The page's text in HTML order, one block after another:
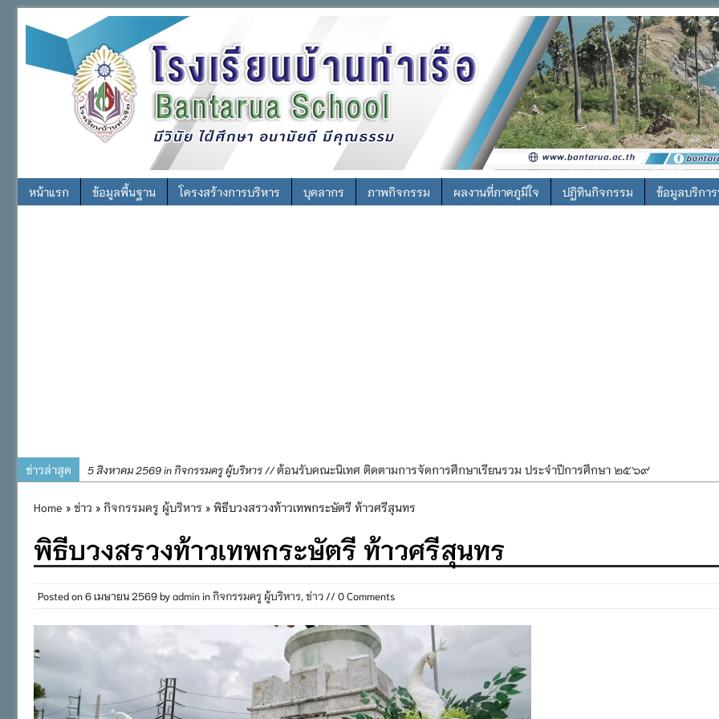
หน้าแรก ข้อมูลพื้นฐาน โครงสร้างการบริหาร บุคลากร ภาพกิจกรรม ผลงานที่ภาคภูมิใจ ปฎิทินกิจกรรม ข้อมูลบริกา
ข่าวล่าสุด 5 สิงหาคม 2569 in กิจกรรมครู ผู้บริหาร //ต้อนรับคณะนิเทศ ติดตามการจัดการศึกษาเรียนรวม ประจำปีการศึกษา ๒๕๖๙
31 กรกฎาคม 2569 in กิจกรรมครู ผู้บริหาร //
พิธีถวายเครื่องราชสักการะ วางพานพุ่ม และจุดเทียนถวายพระพรชัยมงคล เนื่องในโอกา
31 กรกฎาคม 2569 in กิจกรรมนักเรียน //กิจกรรมถวายเทียนพรรษา สืบสานพระพุทธศาสนา เนื่องในวันอาสาฬหบูชาและวันเข้าพรรษา
31 กรกฎาคม 2569 in กิจกรรมนักเรียน //กิจกรรม SAFETY FOR KIDS เสริมสร้างวินัยและความปลอดภัยในการใช้รถใช้ถนน
Home » ข่าว » กิจกรรมครู ผู้บริหาร » พิธีบวงสรวงท้าวเทพกระษัตรี ท้าวศรีสุนทร
พิธีบวงสรวงท้าวเทพกระษัตรี ท้าวศรีสุนทร
Posted on6 เมษายน 2569byadmininกิจกรรมครู ผู้บริหาร, ข่าว // 0 Comments